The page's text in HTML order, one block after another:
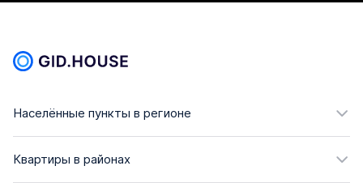
Населённые пункты в регионе
Квартиры в районах